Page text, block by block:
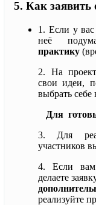
5. Как заявить
1. Если у
неё
практику
2. На
свои идеи,
выбрать себе
Для
3.
Для
участников
4. Если
делаете
реализуйте